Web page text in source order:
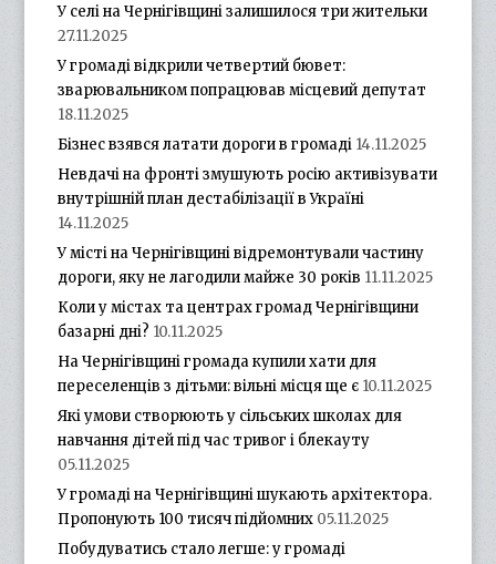
У селі на Чернігівщині залишилося три жительки
27.11.2025
У громаді відкрили четвертий бювет:
зварювальником попрацював місцевий депутат
18.11.2025
Бізнес взявся латати дороги в громаді 14.11.2025
Невдачі на фронті змушують росію активізувати
внутрішній план дестабілізації в Україні
14.11.2025
У місті на Чернігівщині відремонтували частину
дороги, яку не лагодили майже 30 років 11.11.2025
Коли у містах та центрах громад Чернігівщини
базарні дні? 10.11.2025
На Чернігівщині громада купили хати для
переселенців з дітьми: вільні місця ще є 10.11.2025
Які умови створюють у сільських школах для
навчання дітей під час тривог і блекауту
05.11.2025
У громаді на Чернігівщині шукають архітектора.
Пропонують 100 тисяч підйомних 05.11.2025
Побудуватись стало легше: у громаді